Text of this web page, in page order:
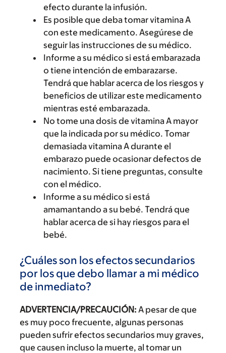
efecto durante la infusión.
Es posible que deba tomar vitamina A
con este medicamento. Asegúrese de
seguir las instrucciones de su médico.
Informe a su médico si está embarazada
o tiene intención de embarazarse.
Tendrá que hablar acerca de los riesgos y
beneficios de utilizar este medicamento
mientras esté embarazada.
No tome una dosis de vitamina A mayor
que la indicada por su médico. Tomar
demasiada vitamina A durante el
embarazo puede ocasionar defectos de
nacimiento. Si tiene preguntas, consulte
con el médico.
Informe a su médico si está
amamantando a su bebé. Tendrá que
hablar acerca de si hay riesgos para el
bebé.
¿Cuáles son los efectos secundarios
por los que debo llamar a mi médico
de inmediato?
ADVERTENCIA/PRECAUCIÓN: A pesar de que
es muy poco frecuente, algunas personas
pueden sufrir efectos secundarios muy graves,
que causen incluso la muerte, al tomar un